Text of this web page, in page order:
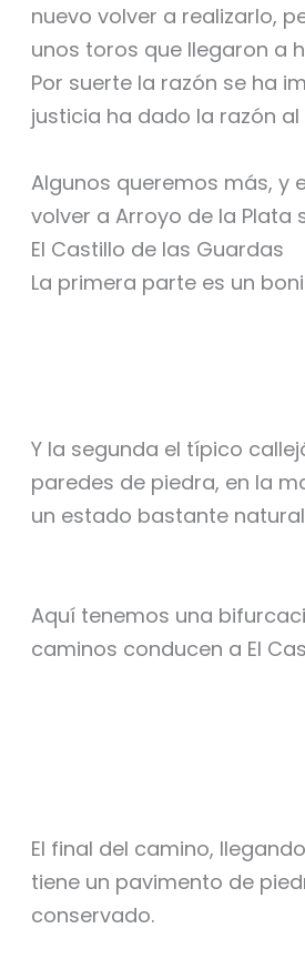
nuevo volver a realizarlo,
unos toros que llegaron a
Por suerte la razón se ha
justicia ha dado la razón
Algunos queremos más, y
volver a Arroyo de la Plata
El Castillo de las Guardas
La primera parte es un
Y la segunda el típico
paredes de piedra, en la
un estado bastante natural
Aquí tenemos una
caminos conducen a El
El final del camino,
tiene un pavimento de
conservado.